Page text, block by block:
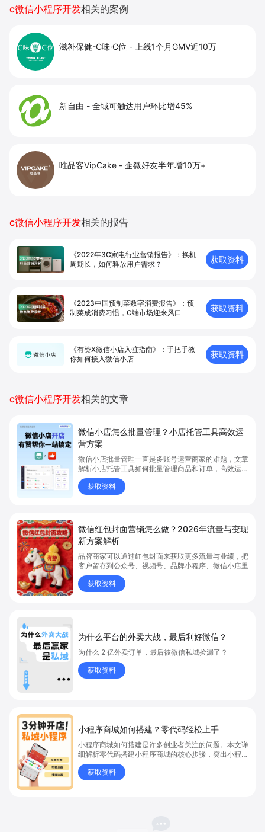
c微信小程序开发相关的案例
滋补保健-C味·C位 - 上线1个月GMV近10万
新自由 - 全域可触达用户环比增45%
唯品客VipCake - 企微好友半年增10万+
c微信小程序开发相关的报告
《2022年3C家电行业营销报告》：换机
周期长，如何释放用户需求？
获取资料
《2023中国预制菜数字消费报告》：预
制菜成消费习惯，C端市场迎来风口
获取资料
《有赞X微信小店入驻指南》：手把手教
你如何接入微信小店
获取资料
c微信小程序开发相关的文章
微信小店怎么批量管理？小店托管工具高效运
营方案
微信小店批量管理一直是多账号运营商家的难题，文章
解析小店托管工具如何批量管理商品和订单，高效运营
多账号微信小店。通过智能同步、AI运营托管和丰富营
销玩法，全面提升门店管理效率。点击了解微信小店批
量管理、高效托管的实用方案！
获取资料
微信红包封面营销怎么做？2026年流量与变现
新方案解析
品牌商家可以通过红包封面来获取更多流量与业绩，把
客户留存到公众号、视频号、品牌小程序、微信小店里
获取资料
为什么平台的外卖大战，最后利好微信？
为什么 2 亿外卖订单，最后被微信私域捡漏了？
获取资料
小程序商城如何搭建？零代码轻松上手
小程序商城如何搭建是许多创业者关注的问题。本文详
细解析零代码搭建小程序商城的核心步骤，突出小程序
商城、商城搭建与零代码开店优势，帮助你轻松实现商
品上架、全渠道销售及高效会员运营，快速开启线上卖
货新模式。点击获取详细操作指南！
获取资料